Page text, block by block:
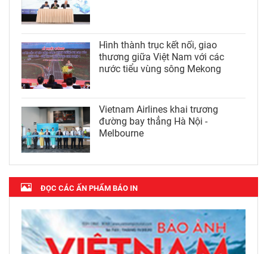
Hình thành trục kết nối, giao
thương giữa Việt Nam với các
nước tiểu vùng sông Mekong
Vietnam Airlines khai trương
đường bay thẳng Hà Nội -
Melbourne
ĐỌC CÁC ẤN PHẨM BÁO IN